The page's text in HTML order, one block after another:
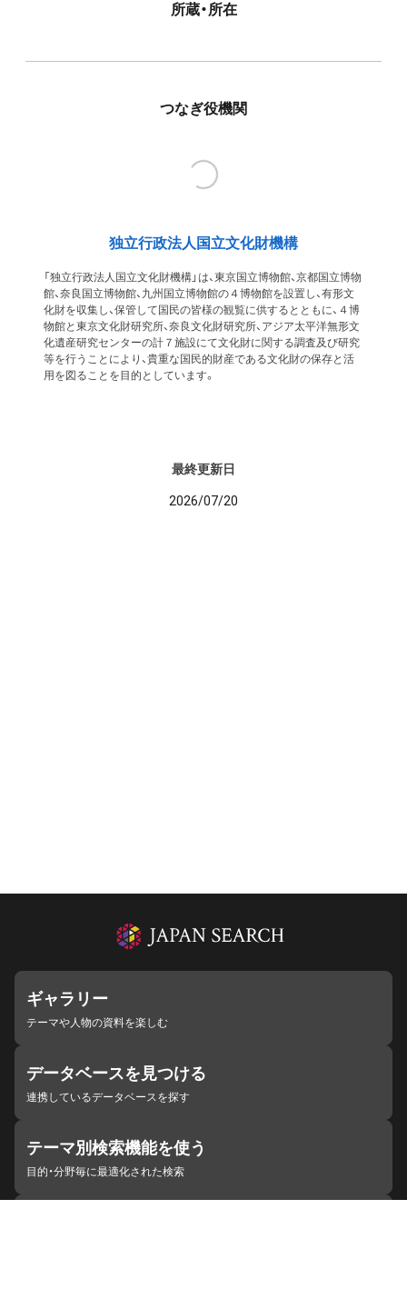
所蔵・所在
つなぎ役機関
独立行政法人国立文化財機構
「独立行政法人国立文化財機構」は、東京国立博物館、京都国立博物
館、奈良国立博物館、九州国立博物館の４博物館を設置し、有形文
化財を収集し、保管して国民の皆様の観覧に供するとともに、４博
物館と東京文化財研究所、奈良文化財研究所、アジア太平洋無形文
化遺産研究センターの計７施設にて文化財に関する調査及び研究
等を行うことにより、貴重な国民的財産である文化財の保存と活
用を図ることを目的としています。
最終更新日
2026/07/20
ギャラリー
テーマや人物の資料を楽しむ
データベースを見つける
連携しているデータベースを探す
テーマ別検索機能を使う
目的・分野毎に最適化された検索